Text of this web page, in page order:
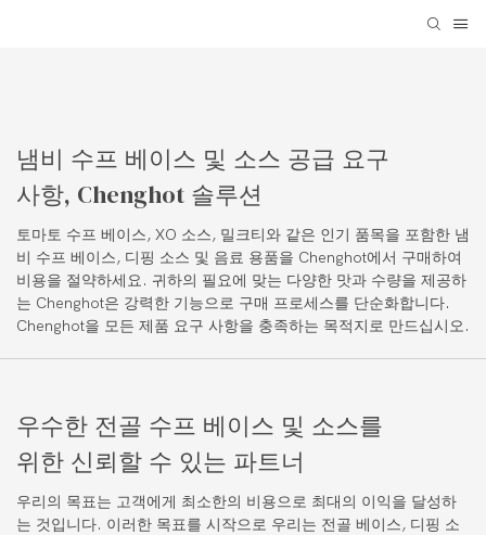
냄비 수프 베이스 및 소스 공급 요구
사항, Chenghot 솔루션
토마토 수프 베이스, XO 소스, 밀크티와 같은 인기 품목을 포함한 냄
비 수프 베이스, 디핑 소스 및 음료 용품을 Chenghot에서 구매하여
비용을 절약하세요. 귀하의 필요에 맞는 다양한 맛과 수량을 제공하
는 Chenghot은 강력한 기능으로 구매 프로세스를 단순화합니다.
Chenghot을 모든 제품 요구 사항을 충족하는 목적지로 만드십시오.
우수한 전골 수프 베이스 및 소스를
위한 신뢰할 수 있는 파트너
우리의 목표는 고객에게 최소한의 비용으로 최대의 이익을 달성하
는 것입니다. 이러한 목표를 시작으로 우리는 전골 베이스, 디핑 소